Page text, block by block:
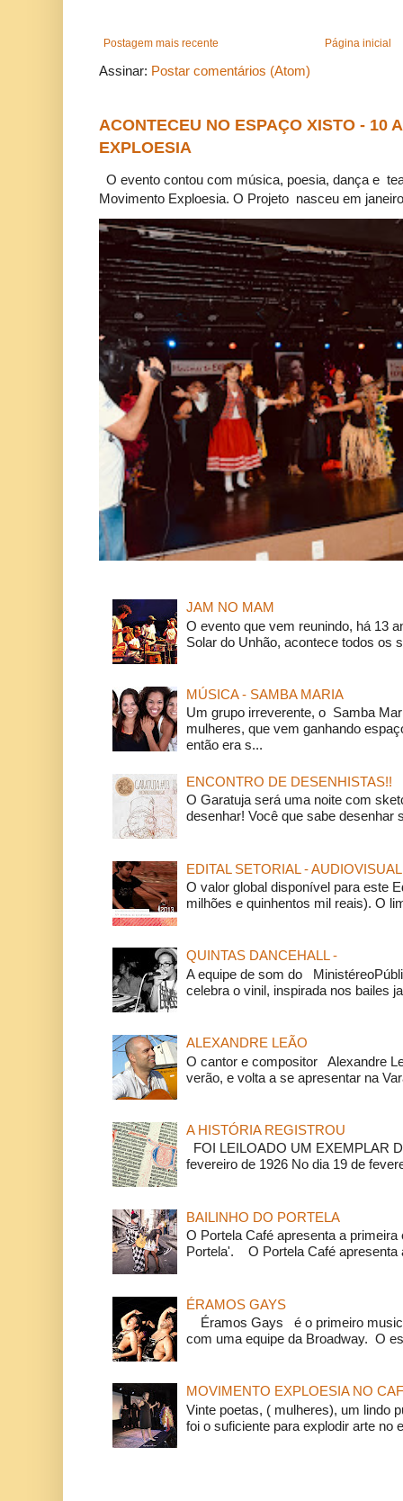
Postagem mais recente Página inicial
Assinar: Postar comentários (Atom)
ACONTECEU NO ESPAÇO XISTO - 10
EXPLOESIA
O evento contou com música, poesia, dança e
Movimento Exploesia. O Projeto nasceu em
JAM NO MAM
O evento que vem reunindo, há 13
Solar do Unhão, acontece todos os
MÚSICA - SAMBA MARIA
Um grupo irreverente, o Samba
mulheres, que vem ganhando
então era s...
ENCONTRO DE DESENHISTAS!!
O Garatuja será uma noite com
desenhar! Você que sabe desenhar
EDITAL SETORIAL - AUDIOVISUAL
O valor global disponível para este
milhões e quinhentos mil reais). O
QUINTAS DANCEHALL -
A equipe de som do
celebra o vinil, inspirada nos bailes
ALEXANDRE LEÃO
O cantor e compositor Alexandre
verão, e volta a se apresentar na
A HISTÓRIA REGISTROU
FOI LEILOADO UM EXEMPLAR
fevereiro de 1926 No dia 19 de
BAILINHO DO PORTELA
O Portela Café apresenta a
Portela'. O Portela Café apresenta
ÉRAMOS GAYS
Éramos Gays é o primeiro
com uma equipe da Broadway. O
MOVIMENTO EXPLOESIA NO
Vinte poetas, ( mulheres), um lindo
foi o suficiente para explodir arte no